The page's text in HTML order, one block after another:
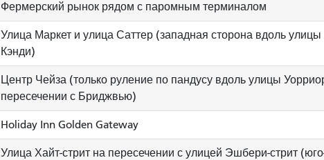
Фермерский рынок рядом с паромным терминалом
Улица Маркет и улица Саттер (западная сторона вдоль
Кэнди)
Центр Чейза (только руление по пандусу вдоль улицы
пересечении с Бриджвью)
Holiday Inn Golden Gateway
Улица Хайт-стрит на пересечении с улицей Эшбери-стрит